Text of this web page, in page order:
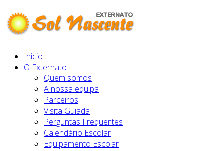
Inicio
O Externato
Quem somos
A nossa equipa
Parceiros
Visita Guiada
Perguntas Frequentes
Calendário Escolar
Equipamento Escolar